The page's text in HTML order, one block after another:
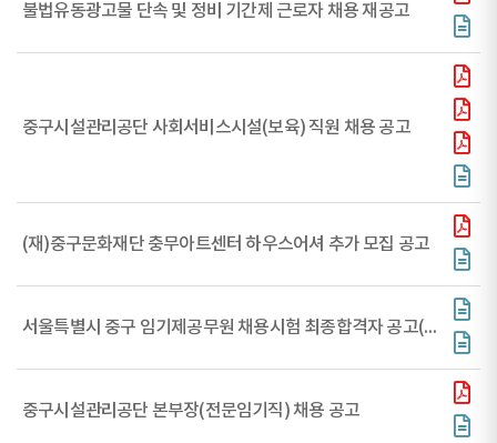
불법유동광고물 단속 및 정비 기간제 근로자 채용 재공고
중구시설관리공단 사회서비스시설(보육) 직원 채용 공고
(재)중구문화재단 충무아트센터 하우스어셔 추가 모집 공고
서울특별시 중구 임기제공무원 채용시험 최종합격자 공고(SNS구정홍보 전문요원, 언론홍보, 정책홍보, 주민소통활성화, 법무행정, 도시계획, 운동처방사)
중구시설관리공단 본부장(전문임기직) 채용 공고